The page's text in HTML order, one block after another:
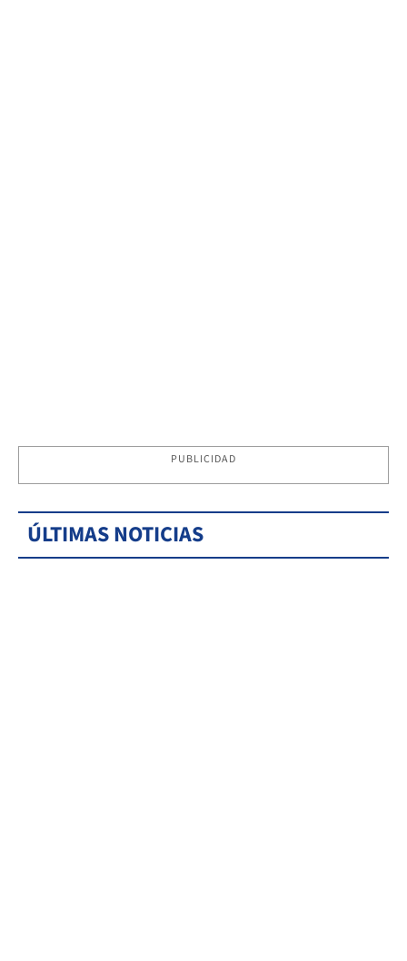
PUBLICIDAD
ÚLTIMAS NOTICIAS